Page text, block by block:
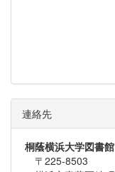
連絡先
桐蔭横浜大学図書館
〒225-8503